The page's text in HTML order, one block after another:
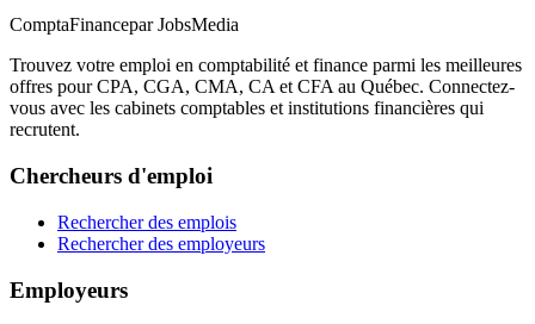
ComptaFinancepar JobsMedia
Trouvez votre emploi en comptabilité et finance parmi les meilleures
offres pour CPA, CGA, CMA, CA et CFA au Québec. Connectez-
vous avec les cabinets comptables et institutions financières qui
recrutent.
Chercheurs d'emploi
Rechercher des emplois
Rechercher des employeurs
Employeurs